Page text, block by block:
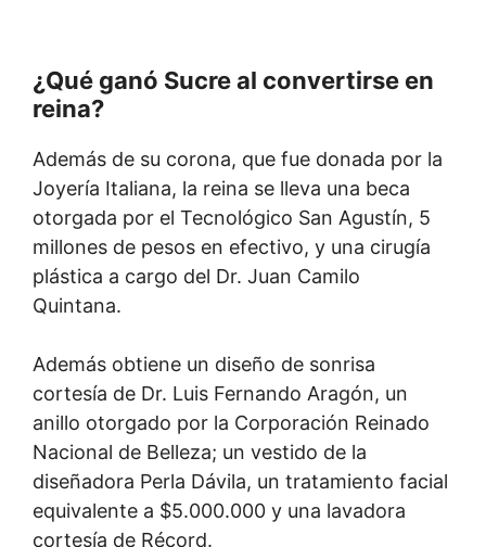
¿Qué ganó Sucre al convertirse en
reina?
Además de su corona, que fue donada por la
Joyería Italiana, la reina se lleva una beca
otorgada por el Tecnológico San Agustín, 5
millones de pesos en efectivo, y una cirugía
plástica a cargo del Dr. Juan Camilo
Quintana.
Además obtiene un diseño de sonrisa
cortesía de Dr. Luis Fernando Aragón, un
anillo otorgado por la Corporación Reinado
Nacional de Belleza; un vestido de la
diseñadora Perla Dávila, un tratamiento facial
equivalente a $5.000.000 y una lavadora
cortesía de Récord.